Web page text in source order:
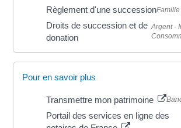
Règlement d'une succession
Droits de succession et de
donation
Argent -
Pour en savoir plus
Transmettre mon patrimoine
Portail des services en ligne des